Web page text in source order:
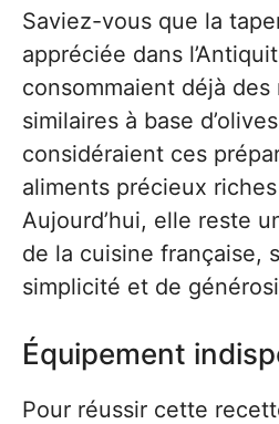
Saviez-vous que la
appréciée dans
consommaient déjà des
similaires à base
considéraient ces
aliments précieux
Aujourd’hui, elle reste
de la cuisine française,
simplicité et de
Équipement
Pour réussir cette